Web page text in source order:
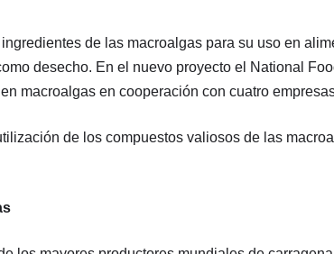
de las macroalgas para su uso en
desecho. En el nuevo proyecto el National
macroalgas en cooperación con cuatro
de los compuestos valiosos de las